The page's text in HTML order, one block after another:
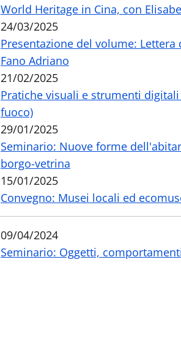
World Heritage in Cina, con
24/03/2025
Presentazione del volume:
Fano Adriano
21/02/2025
Pratiche visuali e strumenti
fuoco)
29/01/2025
Seminario: Nuove forme
borgo-vetrina
15/01/2025
Convegno: Musei locali ed
09/04/2024
Seminario: Oggetti,